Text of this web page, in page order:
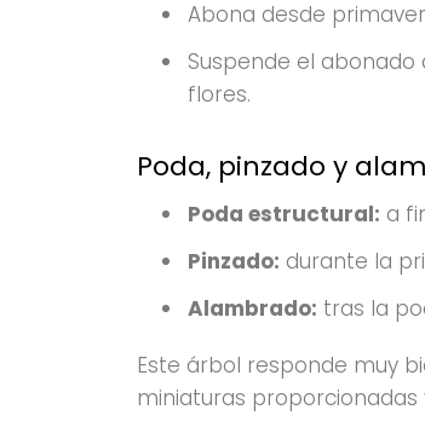
Abona desde
Suspende el
flores.
Poda, pinzado y
Poda estructural: a
Pinzado: durante la
Alambrado: tras la
Este árbol responde muy
miniaturas proporcionadas